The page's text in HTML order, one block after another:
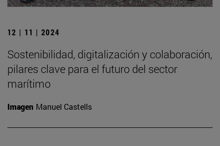
12 | 11 | 2024
Sostenibilidad, digitalización y colaboración,
pilares clave para el futuro del sector
marítimo
Imagen Manuel Castells